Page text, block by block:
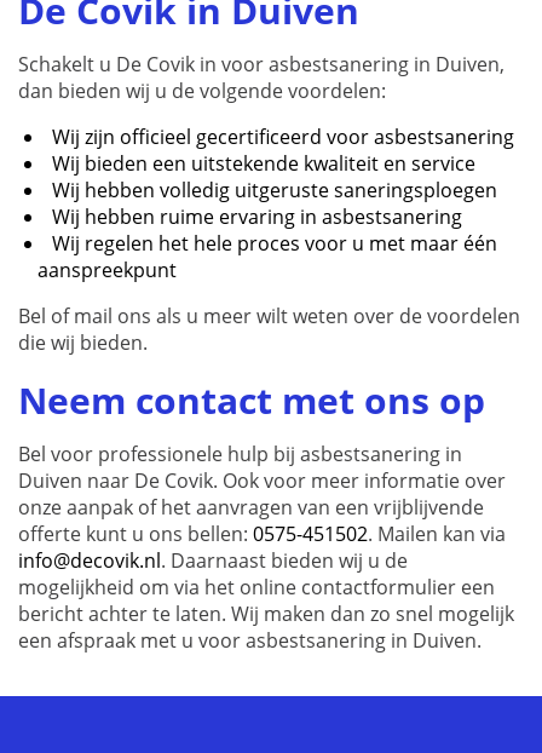
De Covik in Duiven
Schakelt u De Covik in voor asbestsanering in Duiven,
dan bieden wij u de volgende voordelen:
Wij zijn officieel gecertificeerd voor asbestsanering
Wij bieden een uitstekende kwaliteit en service
Wij hebben volledig uitgeruste saneringsploegen
Wij hebben ruime ervaring in asbestsanering
Wij regelen het hele proces voor u met maar één
aanspreekpunt
Bel of mail ons als u meer wilt weten over de voordelen
die wij bieden.
Neem contact met ons op
Bel voor professionele hulp bij asbestsanering in
Duiven naar De Covik. Ook voor meer informatie over
onze aanpak of het aanvragen van een vrijblijvende
offerte kunt u ons bellen: 0575-451502. Mailen kan via
info@decovik.nl. Daarnaast bieden wij u de
mogelijkheid om via het online contactformulier een
bericht achter te laten. Wij maken dan zo snel mogelijk
een afspraak met u voor asbestsanering in Duiven.